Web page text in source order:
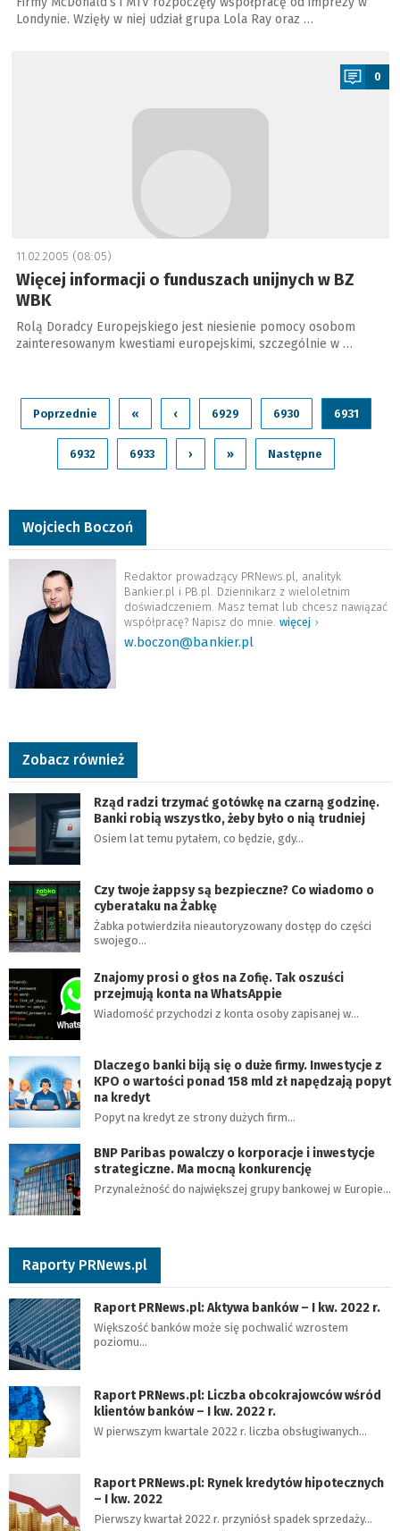
Londynie. Wzięły w niej udział grupa Lola Ray oraz …
0
11.02.2005 (08:05)
Więcej informacji o funduszach unijnych w BZ
WBK
Rolą Doradcy Europejskiego jest niesienie pomocy osobom
zainteresowanym kwestiami europejskimi, szczególnie w …
Poprzednie « ‹ 6929 6930 6931
6932 6933 › » Następne
Wojciech Boczoń
Redaktor prowadzący PRNews.pl, analityk
Bankier.pl i PB.pl. Dziennikarz z wieloletnim
doświadczeniem. Masz temat lub chcesz nawiązać
współpracę? Napisz do mnie. więcej ›
w.boczon@bankier.pl
Zobacz również
Rząd radzi trzymać gotówkę na czarną godzinę.
Banki robią wszystko, żeby było o nią trudniej
Osiem lat temu pytałem, co będzie, gdy…
Czy twoje żappsy są bezpieczne? Co wiadomo o
cyberataku na Żabkę
Żabka potwierdziła nieautoryzowany dostęp do części
swojego…
Znajomy prosi o głos na Zofię. Tak oszuści
przejmują konta na WhatsAppie
Wiadomość przychodzi z konta osoby zapisanej w…
Dlaczego banki biją się o duże firmy. Inwestycje z
KPO o wartości ponad 158 mld zł napędzają popyt
na kredyt
Popyt na kredyt ze strony dużych firm…
BNP Paribas powalczy o korporacje i inwestycje
strategiczne. Ma mocną konkurencję
Przynależność do największej grupy bankowej w Europie…
Raporty PRNews.pl
Raport PRNews.pl: Aktywa banków – I kw. 2022 r.
Większość banków może się pochwalić wzrostem
poziomu…
Raport PRNews.pl: Liczba obcokrajowców wśród
klientów banków – I kw. 2022 r.
W pierwszym kwartale 2022 r. liczba obsługiwanych…
Raport PRNews.pl: Rynek kredytów hipotecznych
– I kw. 2022
Pierwszy kwartał 2022 r. przyniósł spadek sprzedaży…